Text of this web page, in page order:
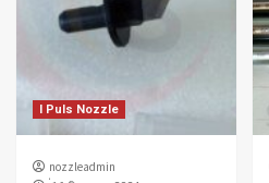
I Puls Nozzle
nozzleadmin